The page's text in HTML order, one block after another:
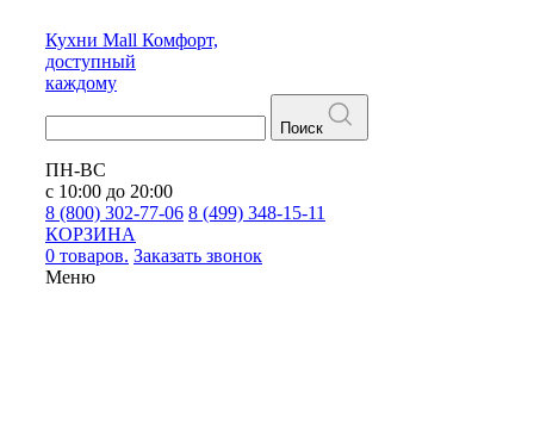
Кухни Mall Комфорт,
доступный
каждому
Поиск
ПН-ВС
с 10:00 до 20:00
8 (800) 302-77-06 8 (499) 348-15-11
КОРЗИНА
0 товаров. Заказать звонок
Меню